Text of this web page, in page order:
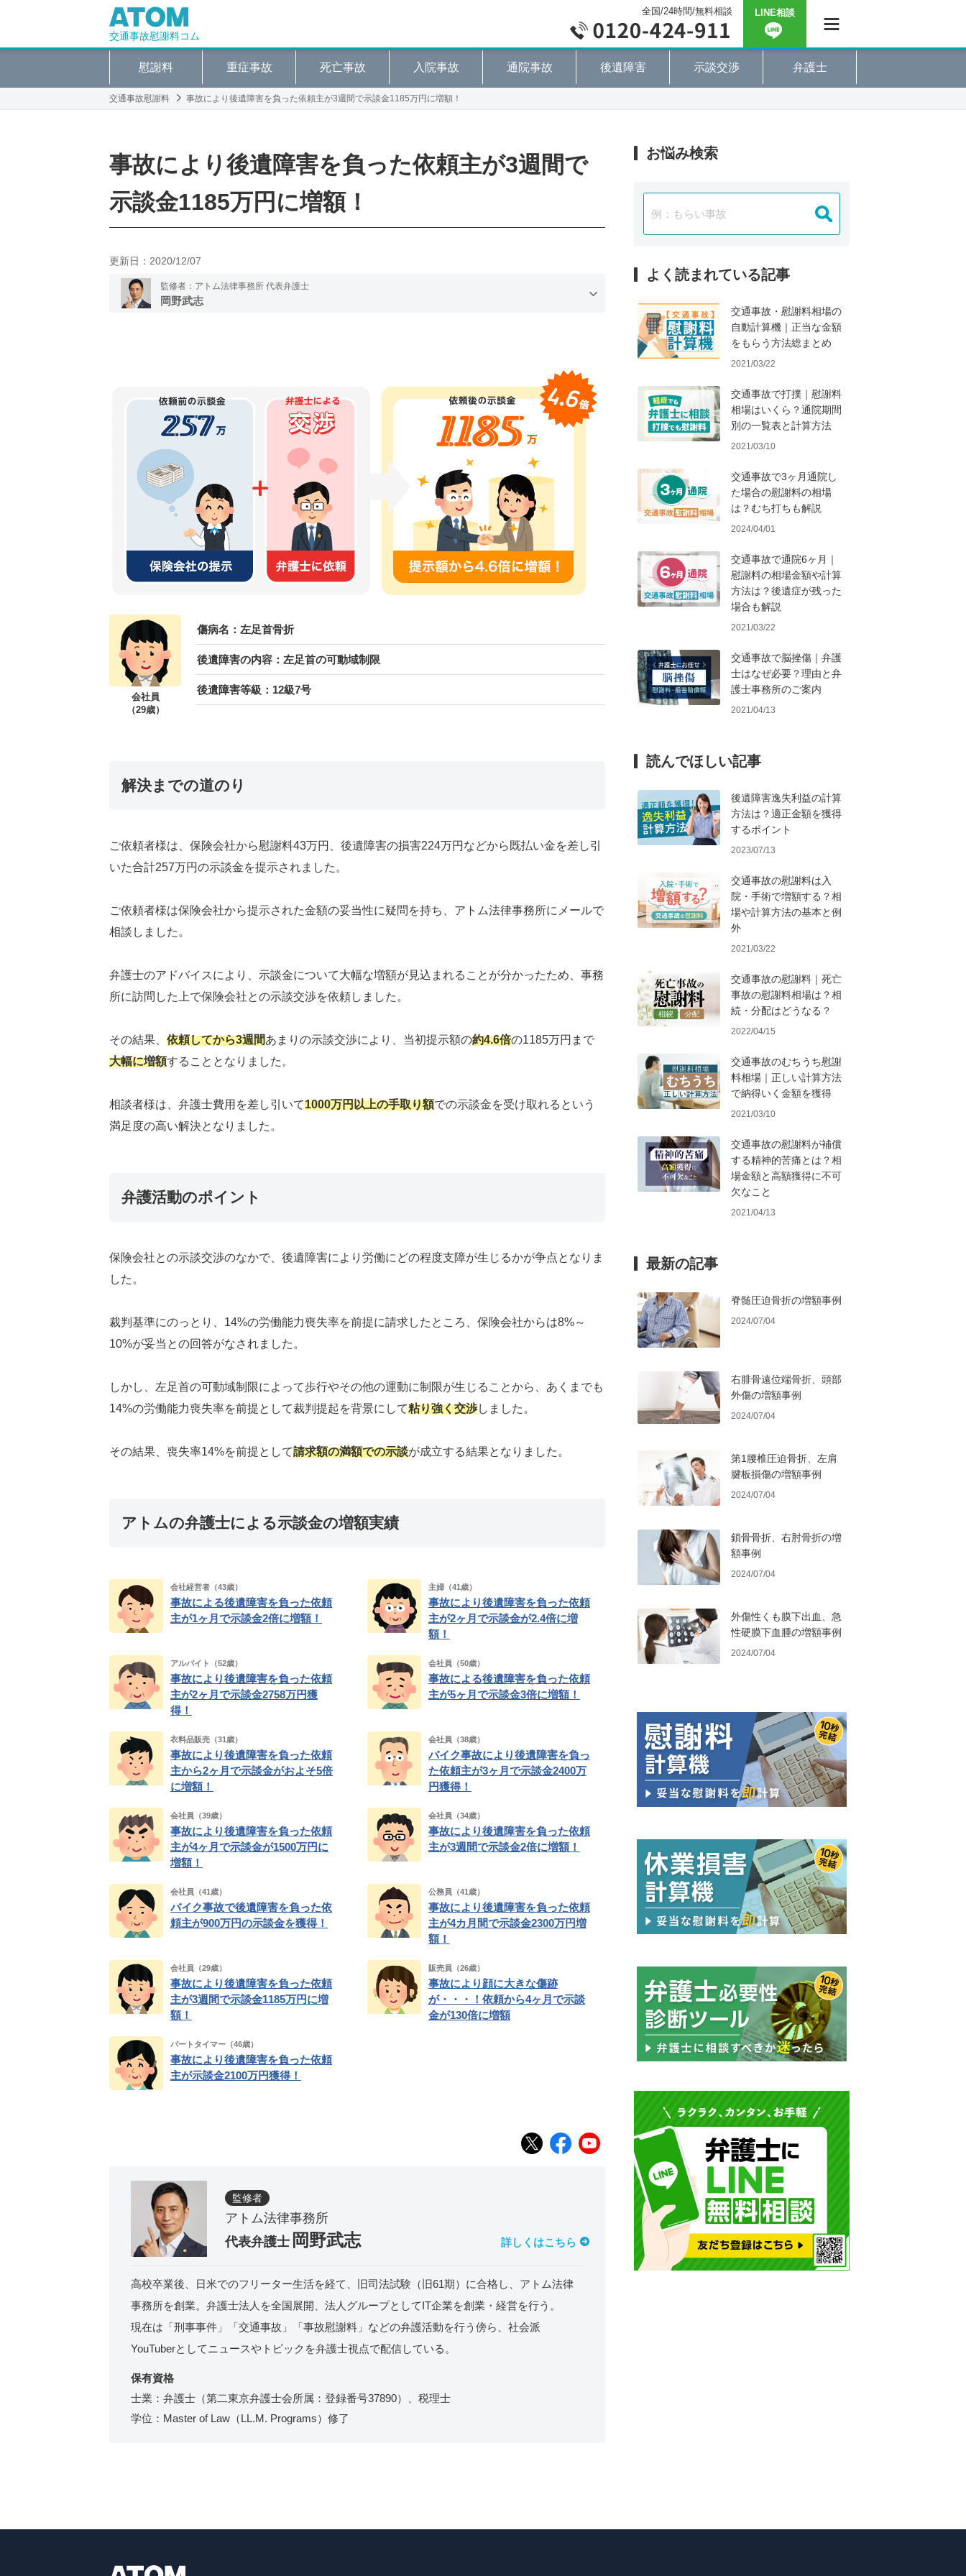
交通事故慰謝料コム
全国/24時間/無料相談 LINE相談
慰謝料 重症事故 死亡事故 入院事故 通院事故 後遺障害 示談交渉 弁護士
交通事故慰謝料 事故により後遺障害を負った依頼主が3週間で示談金1185万円に増額！
事故により後遺障害を負った依頼主が3週間で
示談金1185万円に増額！
更新日： 2020/12/07
監修者：アトム法律事務所 代表弁護士
岡野武志
会社員
（29歳）
傷病名：左足首骨折
後遺障害の内容：左足首の可動域制限
後遺障害等級：12級7号
解決までの道のり
ご依頼者様は、保険会社から慰謝料43万円、後遺障害の損害224万円などから既払い金を差し引
いた合計257万円の示談金を提示されました。
ご依頼者様は保険会社から提示された金額の妥当性に疑問を持ち、アトム法律事務所にメールで
相談しました。
弁護士のアドバイスにより、示談金について大幅な増額が見込まれることが分かったため、事務
所に訪問した上で保険会社との示談交渉を依頼しました。
その結果、 依頼してから3週間あまりの示談交渉により、当初提示額の約4.6倍の1185万円まで
大幅に増額することとなりました。
相談者様は、弁護士費用を差し引いて1000万円以上の手取り額での示談金を受け取れるという
満足度の高い解決となりました。
弁護活動のポイント
保険会社との示談交渉のなかで、後遺障害により労働にどの程度支障が生じるかが争点となりま
した。
裁判基準にのっとり、14%の労働能力喪失率を前提に請求したところ、保険会社からは8%～
10%が妥当との回答がなされました。
しかし、左足首の可動域制限によって歩行やその他の運動に制限が生じることから、あくまでも
14%の労働能力喪失率を前提として裁判提起を背景にして粘り強く交渉しました。
その結果、喪失率14%を前提として請求額の満額での示談が成立する結果となりました。
アトムの弁護士による示談金の増額実績
会社経営者（43歳）
事故による後遺障害を負った依頼
主が1ヶ月で示談金2倍に増額！
主婦（41歳）
事故により後遺障害を負った依頼
主が2ヶ月で示談金が2.4倍に増
額！
アルバイト（52歳）
事故により後遺障害を負った依頼
主が2ヶ月で示談金2758万円獲
得！
会社員（50歳）
事故による後遺障害を負った依頼
主が5ヶ月で示談金3倍に増額！
衣料品販売（31歳）
事故により後遺障害を負った依頼
主から2ヶ月で示談金がおよそ5倍
に増額！
会社員（38歳）
バイク事故により後遺障害を負っ
た依頼主が3ヶ月で示談金2400万
円獲得！
会社員（39歳）
事故により後遺障害を負った依頼
主が4ヶ月で示談金が1500万円に
増額！
会社員（34歳）
事故により後遺障害を負った依頼
主が3週間で示談金2倍に増額！
会社員（41歳）
バイク事故で後遺障害を負った依
頼主が900万円の示談金を獲得！
公務員（41歳）
事故により後遺障害を負った依頼
主が4カ月間で示談金2300万円増
額！
会社員（29歳）
事故により後遺障害を負った依頼
主が3週間で示談金1185万円に増
額！
販売員（26歳）
事故により顔に大きな傷跡
が・・・！依頼から4ヶ月で示談
金が130倍に増額
パートタイマー（46歳）
事故により後遺障害を負った依頼
主が示談金2100万円獲得！
監修者
アトム法律事務所
代表弁護士 岡野武志 詳しくはこちら
高校卒業後、日米でのフリーター生活を経て、旧司法試験（旧61期）に合格し、アトム法律
事務所を創業。弁護士法人を全国展開、法人グループとしてIT企業を創業・経営を行う。
現在は「刑事事件」「交通事故」「事故慰謝料」などの弁護活動を行う傍ら、社会派
YouTuberとしてニュースやトピックを弁護士視点で配信している。
保有資格
士業：弁護士（第二東京弁護士会所属：登録番号37890）、税理士
学位：Master of Law（LL.M. Programs）修了
お悩み検索
よく読まれている記事
交通事故・慰謝料相場の
自動計算機｜正当な金額
をもらう方法総まとめ
2021/03/22
交通事故で打撲｜慰謝料
相場はいくら？通院期間
別の一覧表と計算方法
2021/03/10
交通事故で3ヶ月通院し
た場合の慰謝料の相場
は？むち打ちも解説
2024/04/01
交通事故で通院6ヶ月｜
慰謝料の相場金額や計算
方法は？後遺症が残った
場合も解説
2021/03/22
交通事故で脳挫傷｜弁護
士はなぜ必要？理由と弁
護士事務所のご案内
2021/04/13
読んでほしい記事
後遺障害逸失利益の計算
方法は？適正金額を獲得
するポイント
2023/07/13
交通事故の慰謝料は入
院・手術で増額する？相
場や計算方法の基本と例
外
2021/03/22
交通事故の慰謝料｜死亡
事故の慰謝料相場は？相
続・分配はどうなる？
2022/04/15
交通事故のむちうち慰謝
料相場｜正しい計算方法
で納得いく金額を獲得
2021/03/10
交通事故の慰謝料が補償
する精神的苦痛とは？相
場金額と高額獲得に不可
欠なこと
2021/04/13
最新の記事
脊髄圧迫骨折の増額事例
2024/07/04
右腓骨遠位端骨折、頭部
外傷の増額事例
2024/07/04
第1腰椎圧迫骨折、左肩
腱板損傷の増額事例
2024/07/04
鎖骨骨折、右肘骨折の増
額事例
2024/07/04
外傷性くも膜下出血、急
性硬膜下血腫の増額事例
2024/07/04